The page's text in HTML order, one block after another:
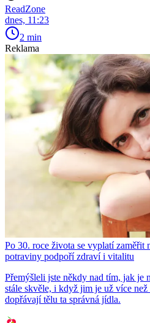
ReadZone
dnes, 11:23
2 min
Reklama
Po 30. roce života se vyplatí
potraviny podpoří zdraví i vitalitu
Přemýšleli jste někdy nad tím, jak je
stále skvěle, i když jim je už více než
dopřávají tělu ta správná jídla.